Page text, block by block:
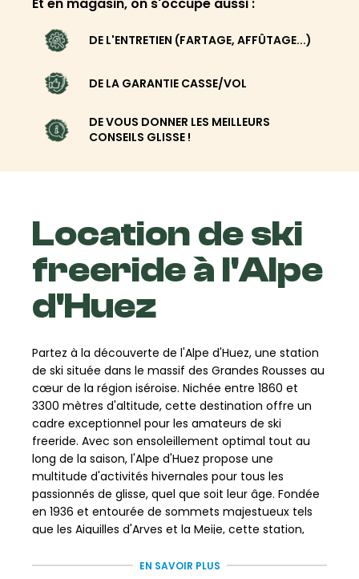
DE L'ENTRETIEN (FARTAGE, AFFÛTAGE...)
DE LA GARANTIE CASSE/VOL
DE VOUS DONNER LES MEILLEURS
CONSEILS GLISSE !
Location de ski
freeride à l'Alpe
d'Huez
Partez à la découverte de l'Alpe d'Huez, une station
de ski située dans le massif des Grandes Rousses au
cœur de la région iséroise. Nichée entre 1860 et
3300 mètres d'altitude, cette destination offre un
cadre exceptionnel pour les amateurs de ski
freeride. Avec son ensoleillement optimal tout au
long de la saison, l'Alpe d'Huez propose une
multitude d'activités hivernales pour tous les
passionnés de glisse, quel que soit leur âge. Fondée
en 1936 et entourée de sommets majestueux tels
que les Aiguilles d'Arves et la Meije, cette station,
ambiance conviviale, chaleureuse et authentique.
EN SAVOIR PLUS